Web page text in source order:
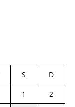
S D
1
2